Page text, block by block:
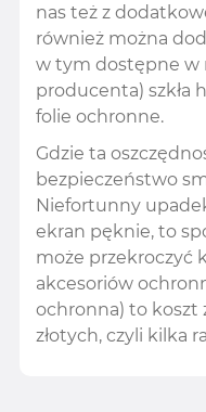
nas też z
również można
w tym dostępne w
producenta) szkła
folie ochronne.
Gdzie ta
bezpieczeństwo
Niefortunny
ekran pęknie, to
może przekroczyć
akcesoriów
ochronna) to koszt
złotych, czyli kilka